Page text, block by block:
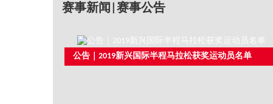
赛事新闻|赛事公告
公告｜2019新兴国际半程马拉松获奖运动员名单